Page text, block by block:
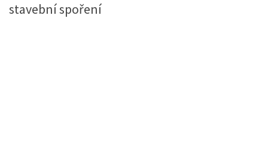
stavební spoření